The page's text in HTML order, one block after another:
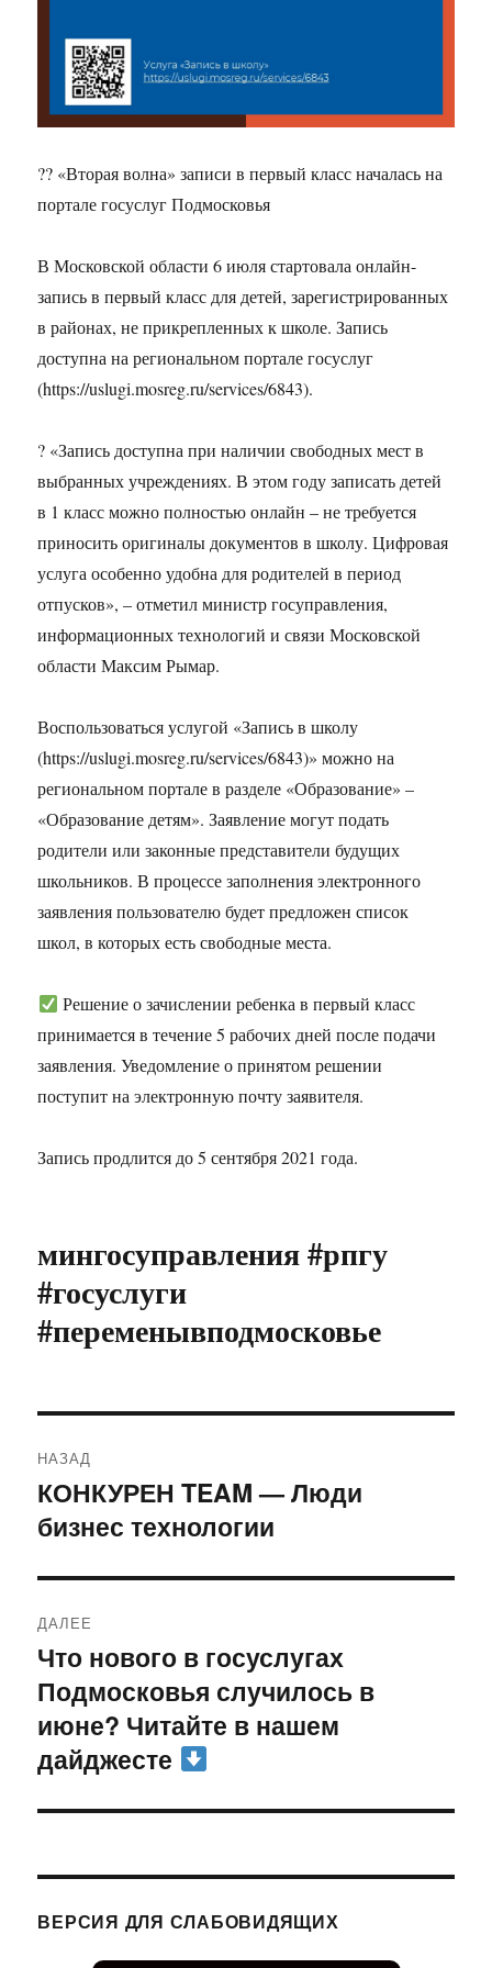
?? «Вторая волна» записи в первый класс началась на
портале госуслуг Подмосковья
В Московской области 6 июля стартовала онлайн-
запись в первый класс для детей, зарегистрированных
в районах, не прикрепленных к школе. Запись
доступна на региональном портале госуслуг
(https://uslugi.mosreg.ru/services/6843).
? «Запись доступна при наличии свободных мест в
выбранных учреждениях. В этом году записать детей
в 1 класс можно полностью онлайн – не требуется
приносить оригиналы документов в школу. Цифровая
услуга особенно удобна для родителей в период
отпусков», – отметил министр госуправления,
информационных технологий и связи Московской
области Максим Рымар.
Воспользоваться услугой «Запись в школу
(https://uslugi.mosreg.ru/services/6843)» можно на
региональном портале в разделе «Образование» –
«Образование детям». Заявление могут подать
родители или законные представители будущих
школьников. В процессе заполнения электронного
заявления пользователю будет предложен список
школ, в которых есть свободные места.
Решение о зачислении ребенка в первый класс
принимается в течение 5 рабочих дней после подачи
заявления. Уведомление о принятом решении
поступит на электронную почту заявителя.
Запись продлится до 5 сентября 2021 года.
мингосуправления #рпгу
#госуслуги
#переменывподмосковье
по
записям
НАЗАД
Предыдущая
запись:
КОНКУРЕН TEAM — Люди
бизнес технологии
ДАЛЕЕ
Следующая
запись:
Что нового в госуслугах
Подмосковья случилось в
июне? Читайте в нашем
дайджесте
ВЕРСИЯ ДЛЯ СЛАБОВИДЯЩИХ